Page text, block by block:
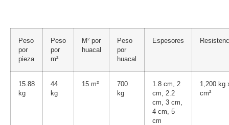
Peso
por
pieza
Peso
por
m²
M² por
huacal
Peso
por
huacal
Espesores
15.88
kg
44
kg
15 m²
700
kg
1.8 cm, 2
cm, 2.2
cm, 3 cm,
4 cm, 5
cm
1,200 kg
cm²